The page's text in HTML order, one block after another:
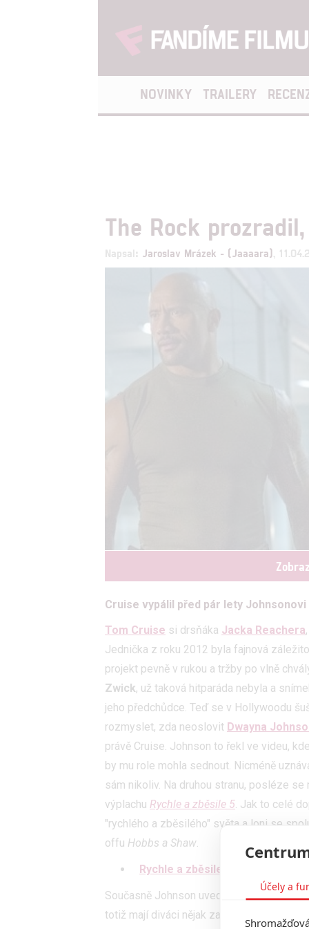
NOVINKY TRAILERY
The Rock
Napsal: Jaroslav Mrázek - (Jaaaara) ,
Cruise vypálil před pár lety
Tom Cruise si drsňáka Jacka Reachera
Jednička z roku 2012 byla fajnová
projekt pevně v rukou a tržby po vlně
Zwick, už taková hitparáda nebyla a
jeho předchůdce. Teď se v Hollywoodu
rozmyslet, zda neoslovit Dwayna
právě Cruise. Johnson to řekl ve videu,
by mu role mohla sednout. Nicméně
sám nikoliv. Na druhou stranu, posléze
výplachu Rychle a zběsile 5. Jak to celé
"rychlého a zběsilého" světa a loni se
offu Hobbs a Shaw.
Rychle a zběsile: Scenárista se
Současně Johnson uvedl, že při pohledu
totiž mají diváci nějak zafixovanou a on by
Účely a